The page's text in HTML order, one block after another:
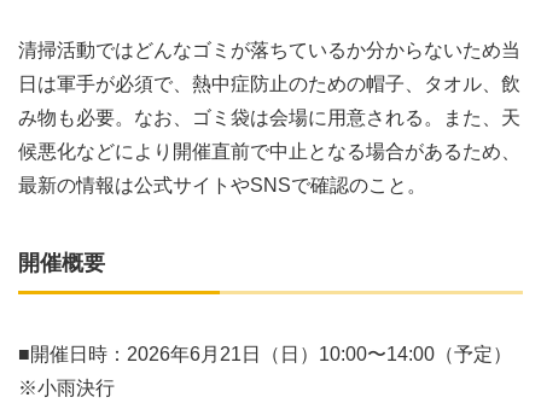
清掃活動ではどんなゴミが落ちているか分からないため当
日は軍手が必須で、熱中症防止のための帽子、タオル、飲
み物も必要。なお、ゴミ袋は会場に用意される。また、天
候悪化などにより開催直前で中止となる場合があるため、
最新の情報は公式サイトやSNSで確認のこと。
開催概要
■開催日時：2026年6月21日（日）10:00〜14:00（予定）
※小雨決行